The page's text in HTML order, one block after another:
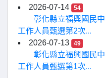
2026-07-14
54
彰化縣立福興國民
工作人員甄選第2次...
2026-07-13
49
彰化縣立福興國民
工作人員甄選第1次...